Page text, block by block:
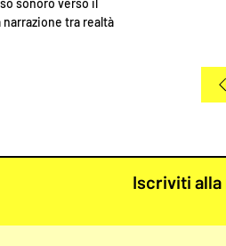
sonoro verso il
narrazione tra realtà
Iscriviti